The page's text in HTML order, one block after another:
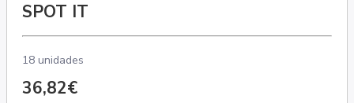
SPOT IT
18 unidades
36,82€